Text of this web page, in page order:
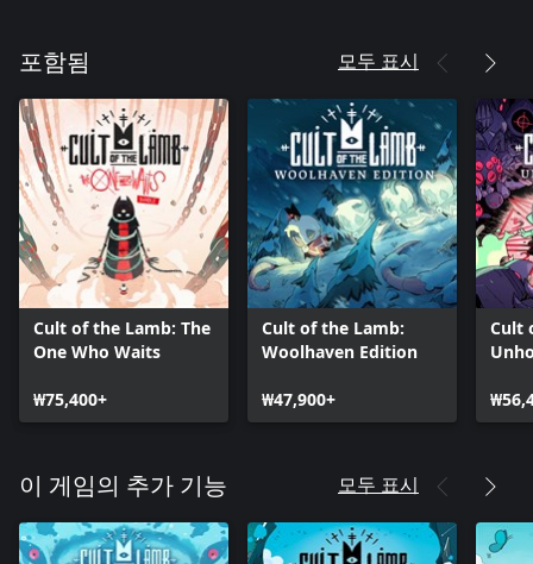
포함됨 모두 표시
Cult of the Lamb: The
One Who Waits
₩75,400+
Cult of the Lamb:
Woolhaven Edition
₩47,900+
Cult
이 게임의 추가 기능 모두 표시